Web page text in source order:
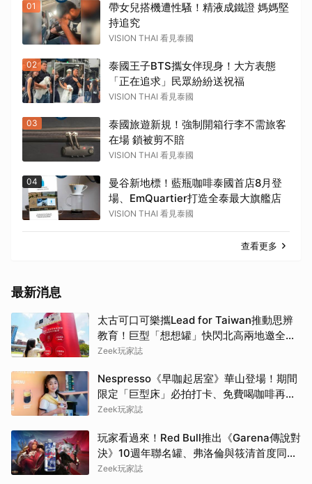
01
帶女兒搭機遭性騷！精液成鐵證 媽媽堅
持追究
VISION THAI 看見泰國
02
泰國王子BTS攜女伴現身！大方表態
「正在追求」民眾紛紛送祝福
VISION THAI 看見泰國
03
泰國旅遊新規！強制開箱行李不需旅客
在場 鎖被剪不賠
VISION THAI 看見泰國
04
曼谷新地標！藍瓶咖啡泰國首店8月登
場、EmQuartier打造全泰最大旗艦店
VISION THAI 看見泰國
查看更多
最新消息
太古可口可樂攜Lead for Taiwan推動思辨
教育！巨型「想想罐」快閃北高兩地邀全民
挑戰「打破慣性」
Zeek玩家誌
Nespresso《早咖起居室》華山登場！期間
限定「巨型床」必拍打卡、免費喝咖啡再拿
好禮
Zeek玩家誌
玩家看過來！Red Bull推出《Garena傳說對
決》10週年聯名罐、弗洛倫與筱清首度同框
必收藏
Zeek玩家誌